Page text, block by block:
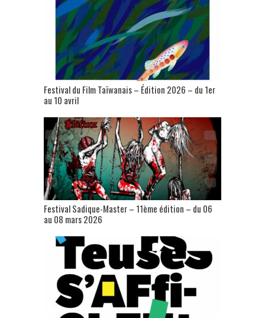
Festival du Film Taïwanais – Édition 2026 – du 1er
au 10 avril
Festival Sadique-Master – 11ème édition – du 06
au 08 mars 2026